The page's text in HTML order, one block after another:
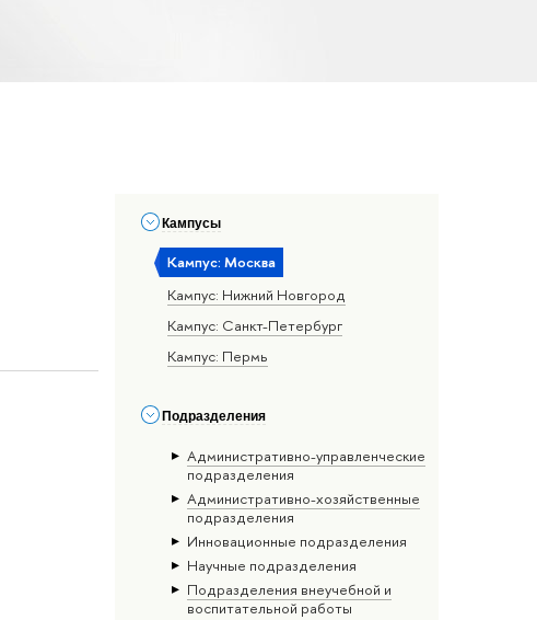
Кампусы
Кампус: Москва
Кампус: Нижний Новгород
Кампус: Санкт-Петербург
Кампус: Пермь
Подразделения
Административно-управленческие
подразделения
Административно-хозяйственные
подразделения
Инновационные подразделения
Научные подразделения
Подразделения внеучебной и
воспитательной работы